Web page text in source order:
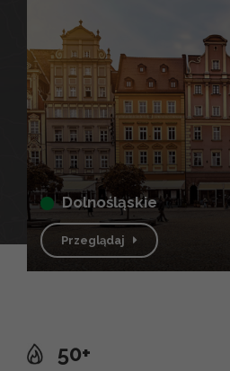
dolnośląskie
Przeglądaj
50+